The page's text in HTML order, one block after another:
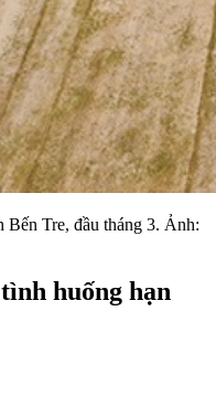
Bến Tre, đầu tháng 3. Ảnh:
huống hạn